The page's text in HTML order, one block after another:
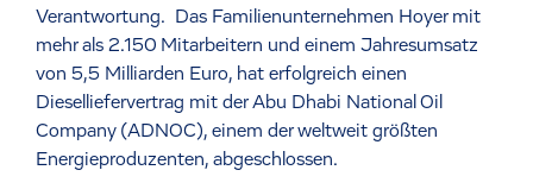
Verantwortung. Das Familienunternehmen Hoyer mit
mehr als 2.150 Mitarbeitern und einem Jahresumsatz
von 5,5 Milliarden Euro, hat erfolgreich einen
Dieselliefervertrag mit der Abu Dhabi National Oil
Company (ADNOC), einem der weltweit größten
Energieproduzenten, abgeschlossen.